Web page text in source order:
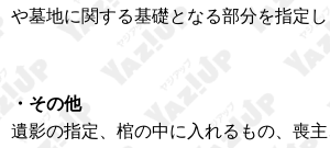
や墓地に関する基礎となる部分を指定し
・その他
遺影の指定、棺の中に入れるもの、喪